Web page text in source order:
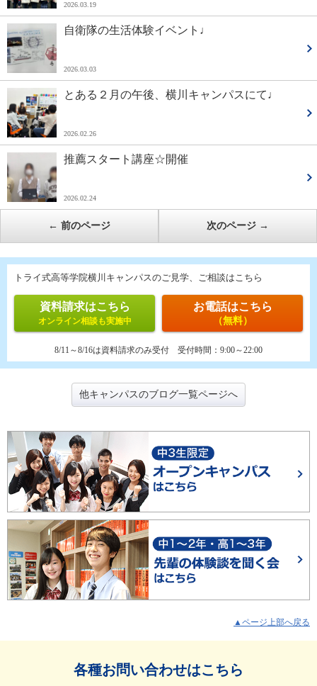
2026.03.19
自衛隊の生活体験イベント♩
2026.03.03
とある２月の午後、横川キャンパスにて♩
2026.02.26
推薦スタート講座☆開催
2026.02.24
← 前のページ 次のページ →
トライ式高等学院横川キャンパスのご見学、ご相談はこちら
資料請求はこちら
オンライン相談も実施中
お電話はこちら
（無料）
8/11～8/16は資料請求のみ受付 受付時間： 9:00～22:00
他キャンパスのブログ一覧ページへ
▲ページ上部へ戻る
各種お問い合わせはこちら